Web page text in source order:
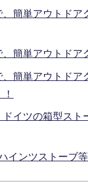
簡単アウトドア
簡単アウトド
簡単アウトド
イツの箱型スト
インツストーブ等